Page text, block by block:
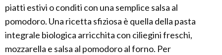
piatti estivi o conditi con una semplice salsa al
pomodoro. Una ricetta sfiziosa è quella della pasta
integrale biologica arricchita con ciliegini freschi,
mozzarella e salsa al pomodoro al forno. Per